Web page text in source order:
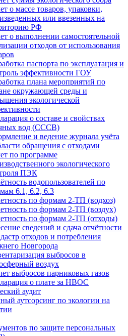
о массе товаров, упаковки,
или ввезенных на
РФ
о выполнении самостоятельной
отходов от использования
паспорта по эксплуатация и
эффективности ГОУ
плана мероприятий по
окружающей среды и
экологической
о составе и свойствах
вод (СССВ)
и ведение журнала учёта
обращения с отходами
по программе
экологического
ПЭК
водопользователей по
6.1, 6.2, 6.3
по формам 2-ТП (водхоз)
по формам 2-ТП (воздух)
по формам 2-ТП (отходы)
сведений и сдача отчётности
отходов и потребления
Новгорода
выбросов в
воздух
выбросов парниковых газов
о плате за НВОС
аудит
аутсорсинг по экологии на
по защите персональных